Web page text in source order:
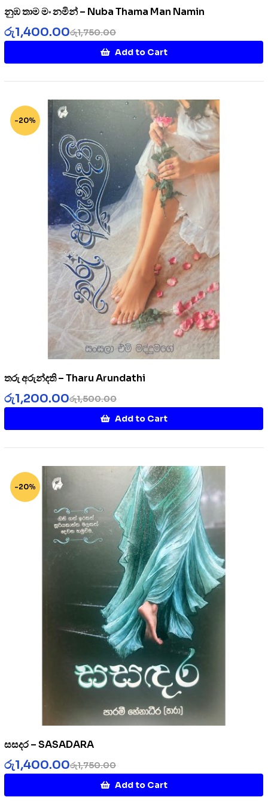
නුඹ තාම මං නමින් – Nuba Thama Man Namin
රු1,750.00
රු1,400.00
Add to Cart
-20%
තරු අරුන්දති – Tharu Arundathi
රු1,500.00
රු1,200.00
Add to Cart
-20%
සසදර – SASADARA
රු1,750.00
රු1,400.00
Add to Cart